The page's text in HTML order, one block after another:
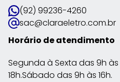
(92) 99236-4260
sac@claraeletro.com.br
Horário de atendimento
Segunda à Sexta das 9h às
18h.Sábado das 9h às 16h.